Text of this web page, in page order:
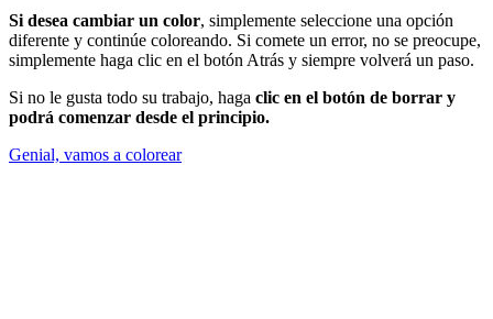
Si desea cambiar un color, simplemente seleccione una opción
diferente y continúe coloreando. Si comete un error, no se preocupe,
simplemente haga clic en el botón Atrás y siempre volverá un paso.
Si no le gusta todo su trabajo, haga clic en el botón de borrar y
podrá comenzar desde el principio.
Genial, vamos a colorear